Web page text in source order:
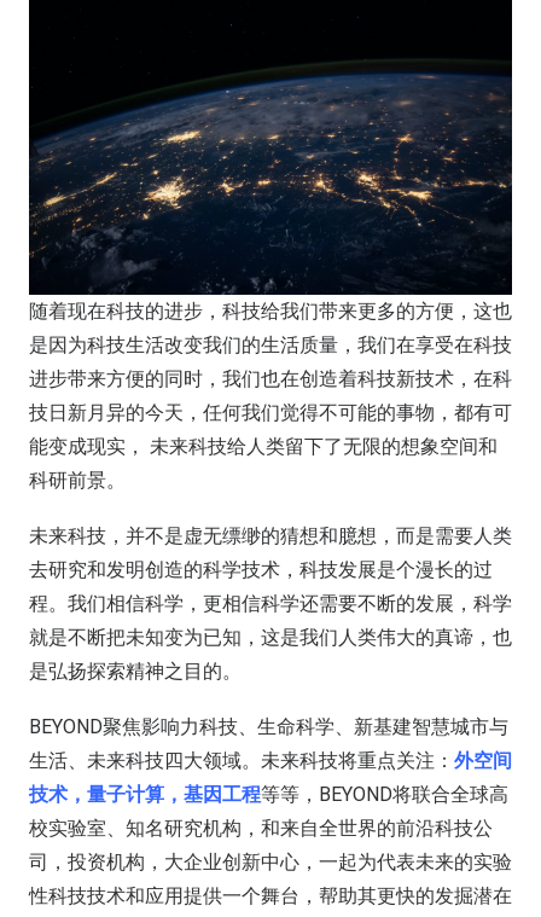
随着现在科技的进步，科技给我们带来更多的方便，这也
是因为科技生活改变我们的生活质量，我们在享受在科技
进步带来方便的同时，我们也在创造着科技新技术，在科
技日新月异的今天，任何我们觉得不可能的事物，都有可
能变成现实， 未来科技给人类留下了无限的想象空间和
科研前景。
未来科技，并不是虚无缥缈的猜想和臆想，而是需要人类
去研究和发明创造的科学技术，科技发展是个漫长的过
程。我们相信科学，更相信科学还需要不断的发展，科学
就是不断把未知变为已知，这是我们人类伟大的真谛，也
是弘扬探索精神之目的。
BEYOND聚焦影响力科技、生命科学、新基建智慧城市与
生活、未来科技四大领域。未来科技将重点关注： 外空间
技术，量子计算，基因工程等等，BEYOND将联合全球高
校实验室、知名研究机构，和来自全世界的前沿科技公
司，投资机构，大企业创新中心，一起为代表未来的实验
性科技技术和应用提供一个舞台，帮助其更快的发掘潜在